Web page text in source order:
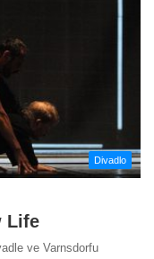
Divadlo
Life
ve Varnsdorfu